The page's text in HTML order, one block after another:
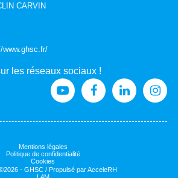
CARVIN
www.ghsc.fr/
les réseaux sociaux !
Mentions légales
Politique de confidentialité
Cookies
2026 - GHSC / Propulsé parAcceleRH